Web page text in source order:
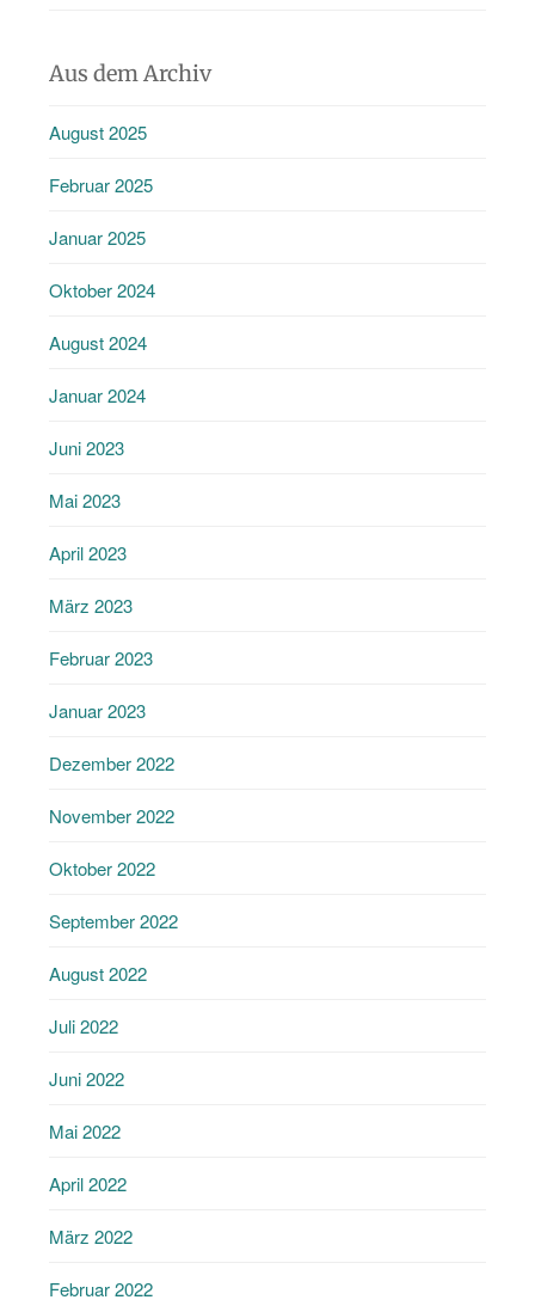
Aus dem Archiv
August 2025
Februar 2025
Januar 2025
Oktober 2024
August 2024
Januar 2024
Juni 2023
Mai 2023
April 2023
März 2023
Februar 2023
Januar 2023
Dezember 2022
November 2022
Oktober 2022
September 2022
August 2022
Juli 2022
Juni 2022
Mai 2022
April 2022
März 2022
Februar 2022